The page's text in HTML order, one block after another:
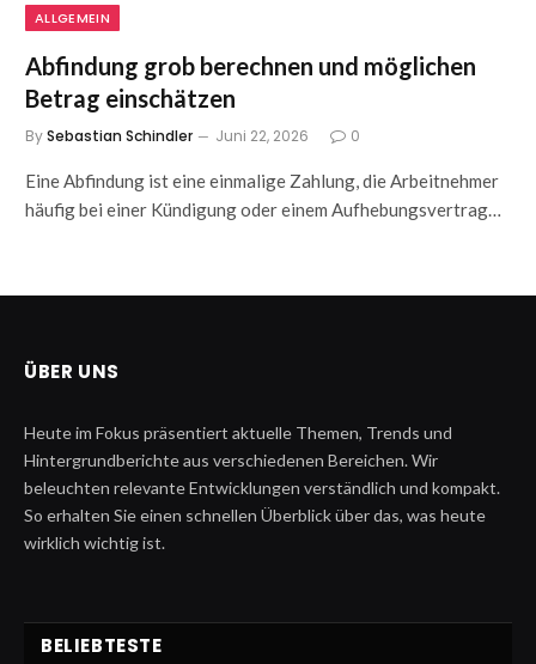
ALLGEMEIN
Abfindung grob berechnen und möglichen
Betrag einschätzen
BySebastian Schindler Juni 22, 2026 0
Eine Abfindung ist eine einmalige Zahlung, die Arbeitnehmer
häufig bei einer Kündigung oder einem Aufhebungsvertrag…
ÜBER UNS
Heute im Fokus präsentiert aktuelle Themen, Trends und
Hintergrundberichte aus verschiedenen Bereichen. Wir
beleuchten relevante Entwicklungen verständlich und kompakt.
So erhalten Sie einen schnellen Überblick über das, was heute
wirklich wichtig ist.
BELIEBTESTE